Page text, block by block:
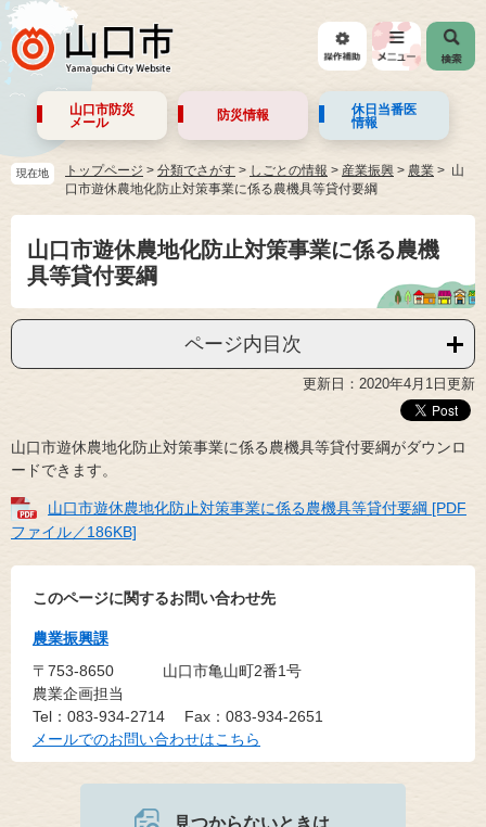
山口市防災
メール
防災情報
休日当番医
情報
現在地 トップページ > 分類でさがす > しごとの情報 > 産業振興 > 農業
山
口市遊休農地化防止対策事業に係る農機具等貸付要綱
山口市遊休農地化防止対策事業に係る農機
具等貸付要綱
ページ内目次
更新日：2020年4月1日更新
山口市遊休農地化防止対策事業に係る農機具等貸付要綱がダウンロ
ードできます。
山口市遊休農地化防止対策事業に係る農機具等貸付要綱 [PDF
ファイル／186KB]
このページに関するお問い合わせ先
農業振興課
〒753-8650
山口市亀山町2番1号
農業企画担当
Tel：083-934-2714
Fax：083-934-2651
メールでのお問い合わせはこちら
見つからないときは